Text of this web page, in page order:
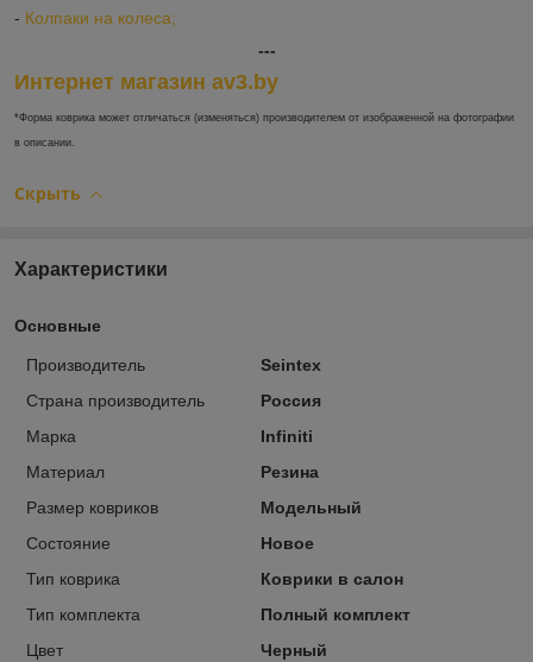
- Колпаки на колеса;
---
Интернет магазин av3.by
*Форма коврика может отличаться (изменяться) производителем от изображенной на фотографии
в описании.
Скрыть
Характеристики
Основные
Производитель
Seintex
Страна производитель
Россия
Марка
Infiniti
Материал
Резина
Размер ковриков
Модельный
Состояние
Новое
Тип коврика
Коврики в салон
Тип комплекта
Полный комплект
Цвет
Черный